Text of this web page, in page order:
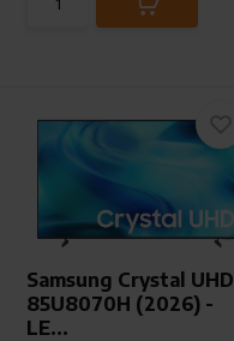
Samsung Crystal UHD
85U8070H (2026) -
LE...